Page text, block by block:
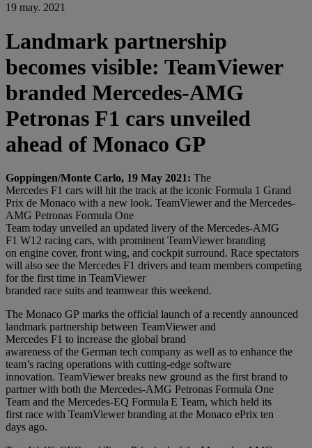
19 may. 2021
Landmark partnership
becomes visible: TeamViewer
branded Mercedes-AMG
Petronas F1 cars unveiled
ahead of Monaco GP
Goppingen/Monte Carlo, 19 May 2021: The
Mercedes F1 cars will hit the track at the iconic Formula 1 Grand
Prix de Monaco with a new look. TeamViewer and the Mercedes-
AMG Petronas Formula One
Team today unveiled an updated livery of the Mercedes-AMG
F1 W12 racing cars, with prominent TeamViewer branding
on engine cover, front wing, and cockpit surround. Race spectators
will also see the Mercedes F1 drivers and team members competing
for the first time in TeamViewer
branded race suits and teamwear this weekend.
The Monaco GP marks the official launch of a recently announced
landmark partnership between TeamViewer and
Mercedes F1 to increase the global brand
awareness of the German tech company as well as to enhance the
team’s racing operations with cutting-edge software
innovation. TeamViewer breaks new ground as the first brand to
partner with both the Mercedes-AMG Petronas Formula One
Team and the Mercedes-EQ Formula E Team, which held its
first race with TeamViewer branding at the Monaco ePrix ten
days ago.